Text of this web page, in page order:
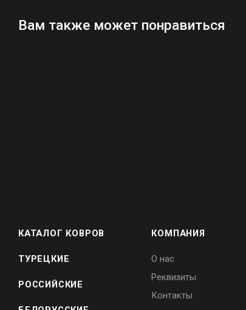
Вам также может понравиться
КАТАЛОГ КОВРОВ
ТУРЕЦКИЕ
РОССИЙСКИЕ
КОМПАНИЯ
О нас
Реквизиты
Контакты